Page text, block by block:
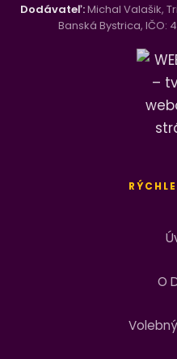
Dodávateľ:Michal Valašik,
Banská Bystrica, IČO:
O